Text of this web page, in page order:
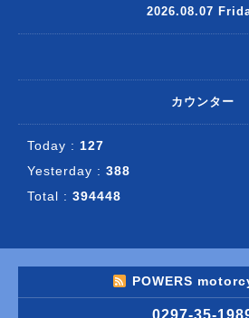
2026.08.07
カウンター
Today : 127
Yesterday : 388
Total : 394448
POWERS
0297-35-